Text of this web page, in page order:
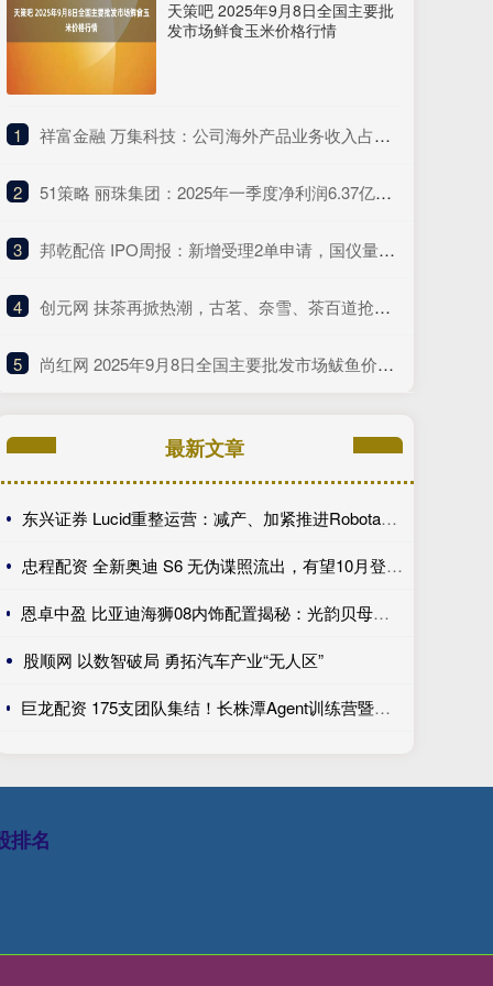
天策吧 2025年9月8日全国主要批
发市场鲜食玉米价格行情
1 ​祥富金融 万集科技：公司海外产品业务收入占总营收的比例较低
2 ​51策略 丽珠集团：2025年一季度净利润6.37亿元 同比增长4.75%
3 ​邦乾配倍 IPO周报：新增受理2单申请，国仪量子年度研发投入占比下滑
4 ​创元网 抹茶再掀热潮，古茗、奈雪、茶百道抢着推这种“浓”新品
5 ​尚红网 2025年9月8日全国主要批发市场鲅鱼价格行情
最新文章
东兴证券 Lucid重整运营：减产、加紧推进Robotaxi、性价比车型继续跳票
忠程配资 全新奥迪 S6 无伪谍照流出，有望10月登陆巴黎车展完成首秀!
恩卓中盈 比亚迪海狮08内饰配置揭秘：光韵贝母饰条搭配25扬帝瓦雷音响登场
股顺网 以数智破局 勇拓汽车产业“无人区”
巨龙配资 175支团队集结！长株潭Agent训练营暨创新开发大赛第一期训练营开讲
排名